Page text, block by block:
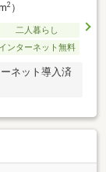
2）
二人暮らし
インターネット無料
ネット導入済